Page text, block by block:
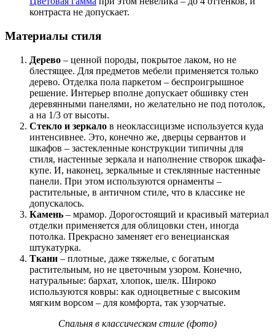
контраста не допускает.
Материалы стиля
Дерево – ценной породы, покрытое лаком, но не
блестящее. Для предметов мебели применяется только
дерево. Отделка пола паркетом – беспроигрышное
решение. Интерьер вполне допускает обшивку стен
деревянными панелями, но желательно не под потолок,
а на 1/3 от высоты.
Стекло и зеркало в неоклассицизме используется куда
интенсивнее. Это, конечно же, дверцы сервантов и
шкафов – застекленные конструкции типичны для
стиля, настенные зеркала и наполнение створок шкафа-
купе. И, наконец, зеркальные и стеклянные настенные
панели. При этом используются орнаменты –
растительные, в античном стиле, что в классике не
допускалось.
Камень – мрамор. Дорогостоящий и красивый материал
отделки применяется для облицовки стен, иногда
потолка. Прекрасно заменяет его венецианская
штукатурка.
Ткани – плотные, даже тяжелые, с богатым
растительным, но не цветочным узором. Конечно,
натуральные: бархат, хлопок, шелк. Широко
используются ковры: как одноцветные с высоким
мягким ворсом – для комфорта, так узорчатые.
Спальня в классическом стиле (фото)